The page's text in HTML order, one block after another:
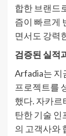
합한 브랜드
즘이 빠르게
면서도 강력
검증된 실적
Arfadia는 지
프로젝트를
했다. 자카르
탄한 기술 인
의 고객사와